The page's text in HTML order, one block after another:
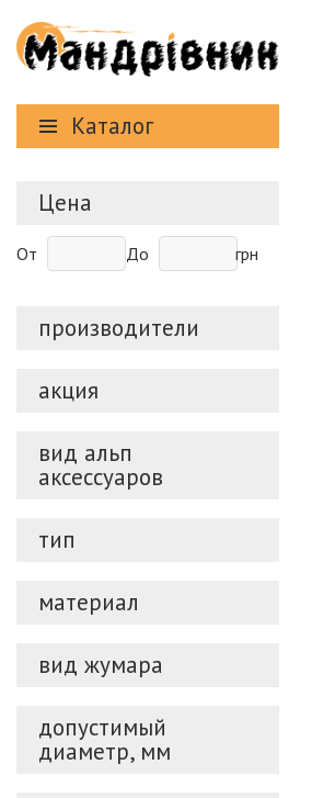
Каталог
Цена
От До грн
производители
акция
вид альп
аксессуаров
тип
материал
вид жумара
допустимый
диаметр, мм